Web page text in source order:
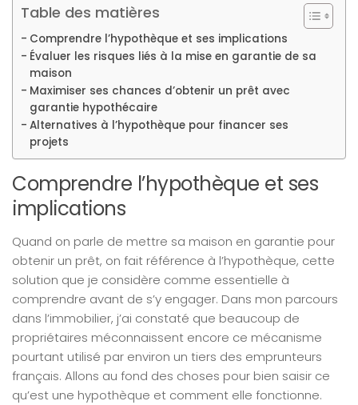
Table des matières
Comprendre l’hypothèque et ses implications
Évaluer les risques liés à la mise en garantie de sa
maison
Maximiser ses chances d’obtenir un prêt avec
garantie hypothécaire
Alternatives à l’hypothèque pour financer ses
projets
Comprendre l’hypothèque et ses
implications
Quand on parle de mettre sa maison en garantie pour
obtenir un prêt, on fait référence à l’hypothèque, cette
solution que je considère comme essentielle à
comprendre avant de s’y engager. Dans mon parcours
dans l’immobilier, j’ai constaté que beaucoup de
propriétaires méconnaissent encore ce mécanisme
pourtant utilisé par environ un tiers des emprunteurs
français. Allons au fond des choses pour bien saisir ce
qu’est une hypothèque et comment elle fonctionne.